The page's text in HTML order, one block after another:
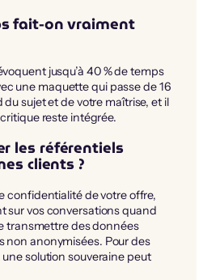
fait-on vraiment
jusqu’à 40 % de temps
une maquette qui passe de 16
sujet et de votre maîtrise, et il
reste intégrée.
les référentiels
clients ?
confidentialité de votre offre,
sur vos conversations quand
transmettre des données
non anonymisées. Pour des
solution souveraine peut